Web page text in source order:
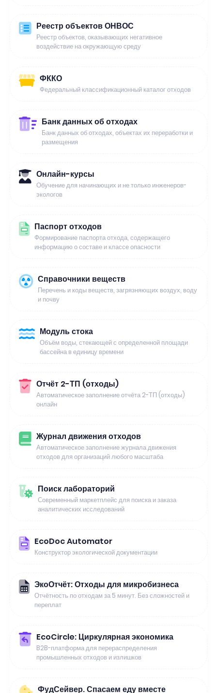
Реестр объектов ОНВОС
Реестр объектов, оказывающих негативное
воздействие на окружающую среду
ФККО
Федеральный классификационный каталог отходов
Банк данных об отходах
Банк данных об отходах, объектах их переработки и
размещения
Онлайн-курсы
Обучение для начинающих и не только инженеров-
экологов
Паспорт отходов
Формирование паспорта отхода, содержащего
информацию о составе и классе опасности
Справочники веществ
Перечень и коды веществ, загрязняющих воздух, воду
и почву
Модуль стока
Объём воды, стекающей с определенной площади
бассейна в единицу времени
Отчёт 2-ТП (отходы)
Автоматическое заполнение отчёта 2-ТП (отходы)
онлайн
Журнал движения отходов
Автоматическое заполнение журнала движения
отходов для организаций любого масштаба
Поиск лабораторий
Современный маркетплейс для поиска и заказа
аналитических исследований
EcoDoc Automator
Конструктор экологической документации
ЭкоОтчёт: Отходы для микробизнеса
Отчётность по отходам за 5 минут. Без сложностей и
переплат
EcoCircle: Циркулярная экономика
B2B-платформа для перераспределения
промышленных отходов и излишков
ФудСейвер. Спасаем еду вместе